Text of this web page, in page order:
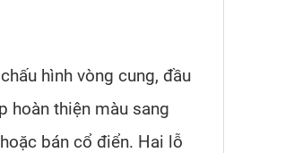
hình vòng cung, đầu
hoàn thiện màu sang
bán cổ điển. Hai lỗ